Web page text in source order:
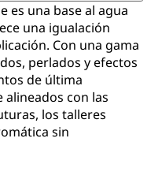
es una base al agua
una igualación
Con una gama
perlados y efectos
de última
con las
los talleres
sin